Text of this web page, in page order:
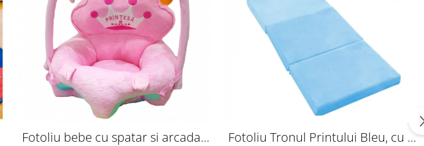
Fotoliu bebe cu spatar si arcada -
Fotoliu Tronul Printului Bleu, cu 4